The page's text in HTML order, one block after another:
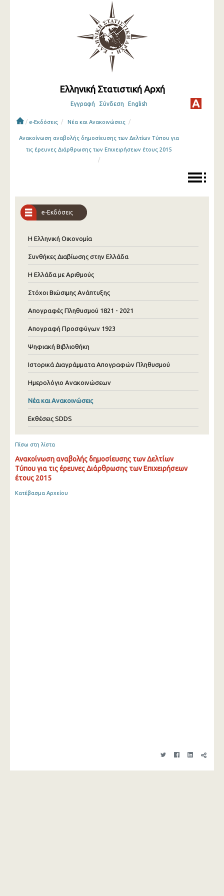
Ελληνική Στατιστική Αρχή
Εγγραφή Σύνδεση English
/ e-Εκδόσεις / Νέα και Ανακοινώσεις /
Ανακοίνωση αναβολής δημοσίευσης των Δελτίων Τύπου για
τις έρευνες Διάρθρωσης των Επιχειρήσεων έτους 2015
/
e-Εκδόσεις
Η Ελληνική Οικονομία
Συνθήκες Διαβίωσης στην Ελλάδα
Η Ελλάδα με Αριθμούς
Στόχοι Βιώσιμης Ανάπτυξης
Απογραφές Πληθυσμού 1821 - 2021
Απογραφή Προσφύγων 1923
Ψηφιακή Βιβλιοθήκη
Ιστορικά Διαγράμματα Απογραφών Πληθυσμού
Ημερολόγιο Ανακοινώσεων
Νέα και Ανακοινώσεις
Εκθέσεις SDDS
Πίσω στη λίστα
Ανακοίνωση αναβολής δημοσίευσης των Δελτίων
Τύπου για τις έρευνες Διάρθρωσης των Επιχειρήσεων
έτους 2015
Κατέβασμα Αρχείου